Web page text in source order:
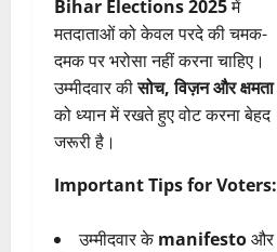
Bihar Elections 2025में
मतदाताओं को केवल परदे की चमक-
दमक पर भरोसा नहीं करना चाहिए।
उम्मीदवार कीसोच, विज़न और क्षमता
को ध्यान में रखते हुए वोट करना बेहद
जरूरी है।
Important Tips for Voters:
उम्मीदवार केmanifestoऔर